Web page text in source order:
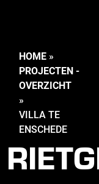
HOME »
PROJECTEN -
OVERZICHT
»
VILLA TE
ENSCHEDE